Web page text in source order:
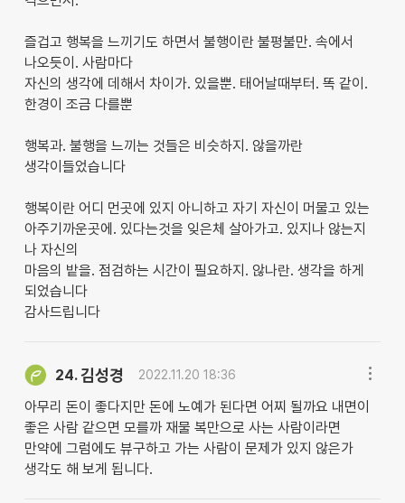
즐겁고 행복을 느끼기도 하면서 불행이란 불평불만. 속에서
나오듯이. 사람마다
자신의 생각에 데해서 차이가. 있을뿐. 태어날때부터. 똑 같이.
한경이 조금 다를뿐
행복과. 불행을 느끼는 것들은 비슷하지. 않을까란
생각이들었습니다
행복이란 어디 먼곳에 있지 아니하고 자기 자신이 머물고 있는
아주기까운곳에. 있다는것을 잊은체 살아가고. 있지나 않는지
나 자신의
마음의 밭을. 점검하는 시간이 필요하지. 않나란. 생각을 하게
되었습니다
감사드립니다
24.김성경 2022.11.20 18:36
아무리 돈이 좋다지만 돈에 노예가 된다면 어찌 될까요 내면이
좋은 사람 같으면 모를까 재물 복만으로 사는 사람이라면
만약에 그럼에도 뷰구하고 가는 사람이 문제가 있지 않은가
생각도 해 보게 됩니다.